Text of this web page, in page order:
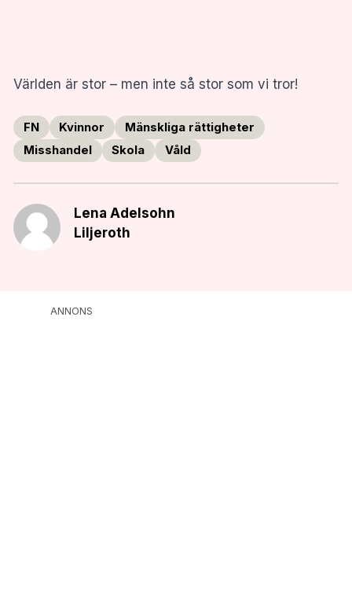
Världen är stor – men inte så stor som vi tror!
FN Kvinnor
Mänskliga rättigheter
Misshandel
Skola Våld
Lena Adelsohn
Liljeroth
ANNONS